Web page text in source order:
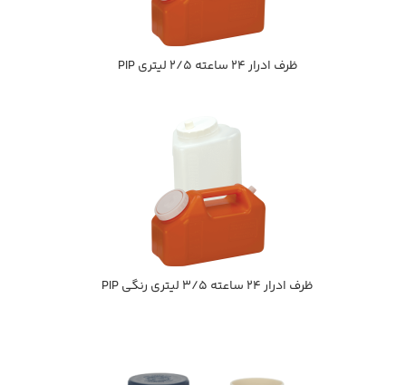
ظرف ادرار 24 ساعته 2/5 ليتري PIP
ظرف ادرار 24 ساعته 3/5 ليتري رنگي PIP